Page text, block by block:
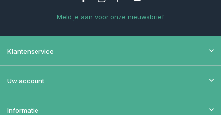
Meld je aan voor onze nieuwsbrief
Klantenservice
Uw account
Informatie